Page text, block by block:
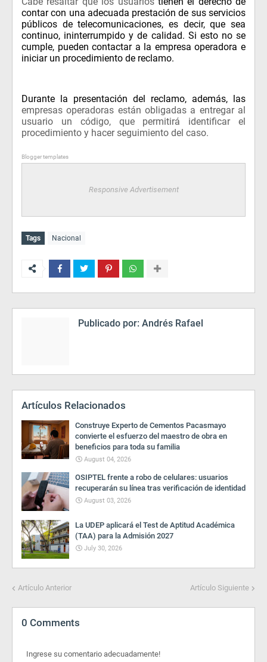
contar con una adecuada prestación de sus servicios
públicos de telecomunicaciones, es decir, que sea
continuo, ininterrumpido y de calidad. Si esto no se
cumple, pueden contactar a la empresa operadora e
iniciar un procedimiento de reclamo.
Durante la presentación del reclamo, además, las
empresas operadoras están obligadas a entregar al
usuario un código, que permitirá identificar el
procedimiento y hacer seguimiento del caso.
Blogger templates
Responsive Advertisement
Tags Nacional
Publicado por: Andrés Rafael
Artículos Relacionados
Construye Experto de Cementos Pacasmayo
convierte el esfuerzo del maestro de obra en
beneficios para toda su familia
August 04, 2026
OSIPTEL frente a robo de celulares: usuarios
recuperarán su línea tras verificación de identidad
August 03, 2026
La UDEP aplicará el Test de Aptitud Académica
(TAA) para la Admisión 2027
July 30, 2026
Artículo Anterior Artículo Siguiente
0 Comments
Ingrese su comentario adecuadamente!